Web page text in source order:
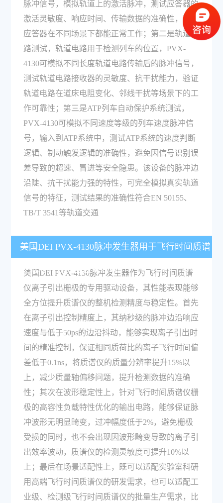
脉冲信号，模拟轨道上的激活脉冲，测试应答器的
激活灵敏度、响应时间、传输数据的准确性，确保
应答器在不同场景下都能正常工作；第二是轨道电
路测试，轨道电路用于检测列车的位置，PVX-
4130可模拟不同长度轨道电路传输后的脉冲信号，
测试轨道电路接收器的灵敏度、抗干扰能力，验证
轨道电路在道床电阻变化、邻线干扰等场景下的工
作可靠性；第三是ATP列车自动保护系统测试，
PVX-4130可模拟不同速度等级的列车速度脉冲信
号，输入到ATP系统中，测试ATP系统的速度判断
逻辑、制动触发逻辑的准确性，避免因信号识别误
差导致的超速、冒进等安全隐患。该设备的脉冲边
沿陡、抗干扰能力强的特性，可完全模拟真实轨道
信号的特征，测试结果的准确性符合EN 50155、
TB/T 3541等轨道交通
美国DEI PVX-4130脉冲发生器用于飞行时间质谱
仪驱动时有哪些性能表现？
美国DEI PVX-4130脉冲发生器作为飞行时间质谱
仪离子引出栅极的专用驱动设备，其性能表现能够
全方位提升质谱仪的整机检测精度与稳定性。首先
在离子引出控制精度上，其纳秒级的脉冲边沿响应
速度与低于50ps的边沿抖动，能够实现离子引出时
间的精准控制，保证相同质荷比的离子飞行时间偏
差低于0.1ns，将质谱仪的质量分辨率提升15%以
上，减少质量轴偏移问题，提升检测数据的准确
性；其次在波形稳定性上，针对飞行时间质谱仪栅
极的高容性负载特性优化的输出电路，能够保证脉
冲波形无明显畸变，过冲幅度低于2%，避免栅极
受损的同时，也不会出现因波形畸变导致的离子引
出效率波动，质谱仪的检测灵敏度可提升10%以
上；最后在场景适配性上，既可以适配实验室科研
用高端飞行时间质谱仪的研发需求，也可以适配工
业级、检测级飞行时间质谱仪的批量生产需求，比